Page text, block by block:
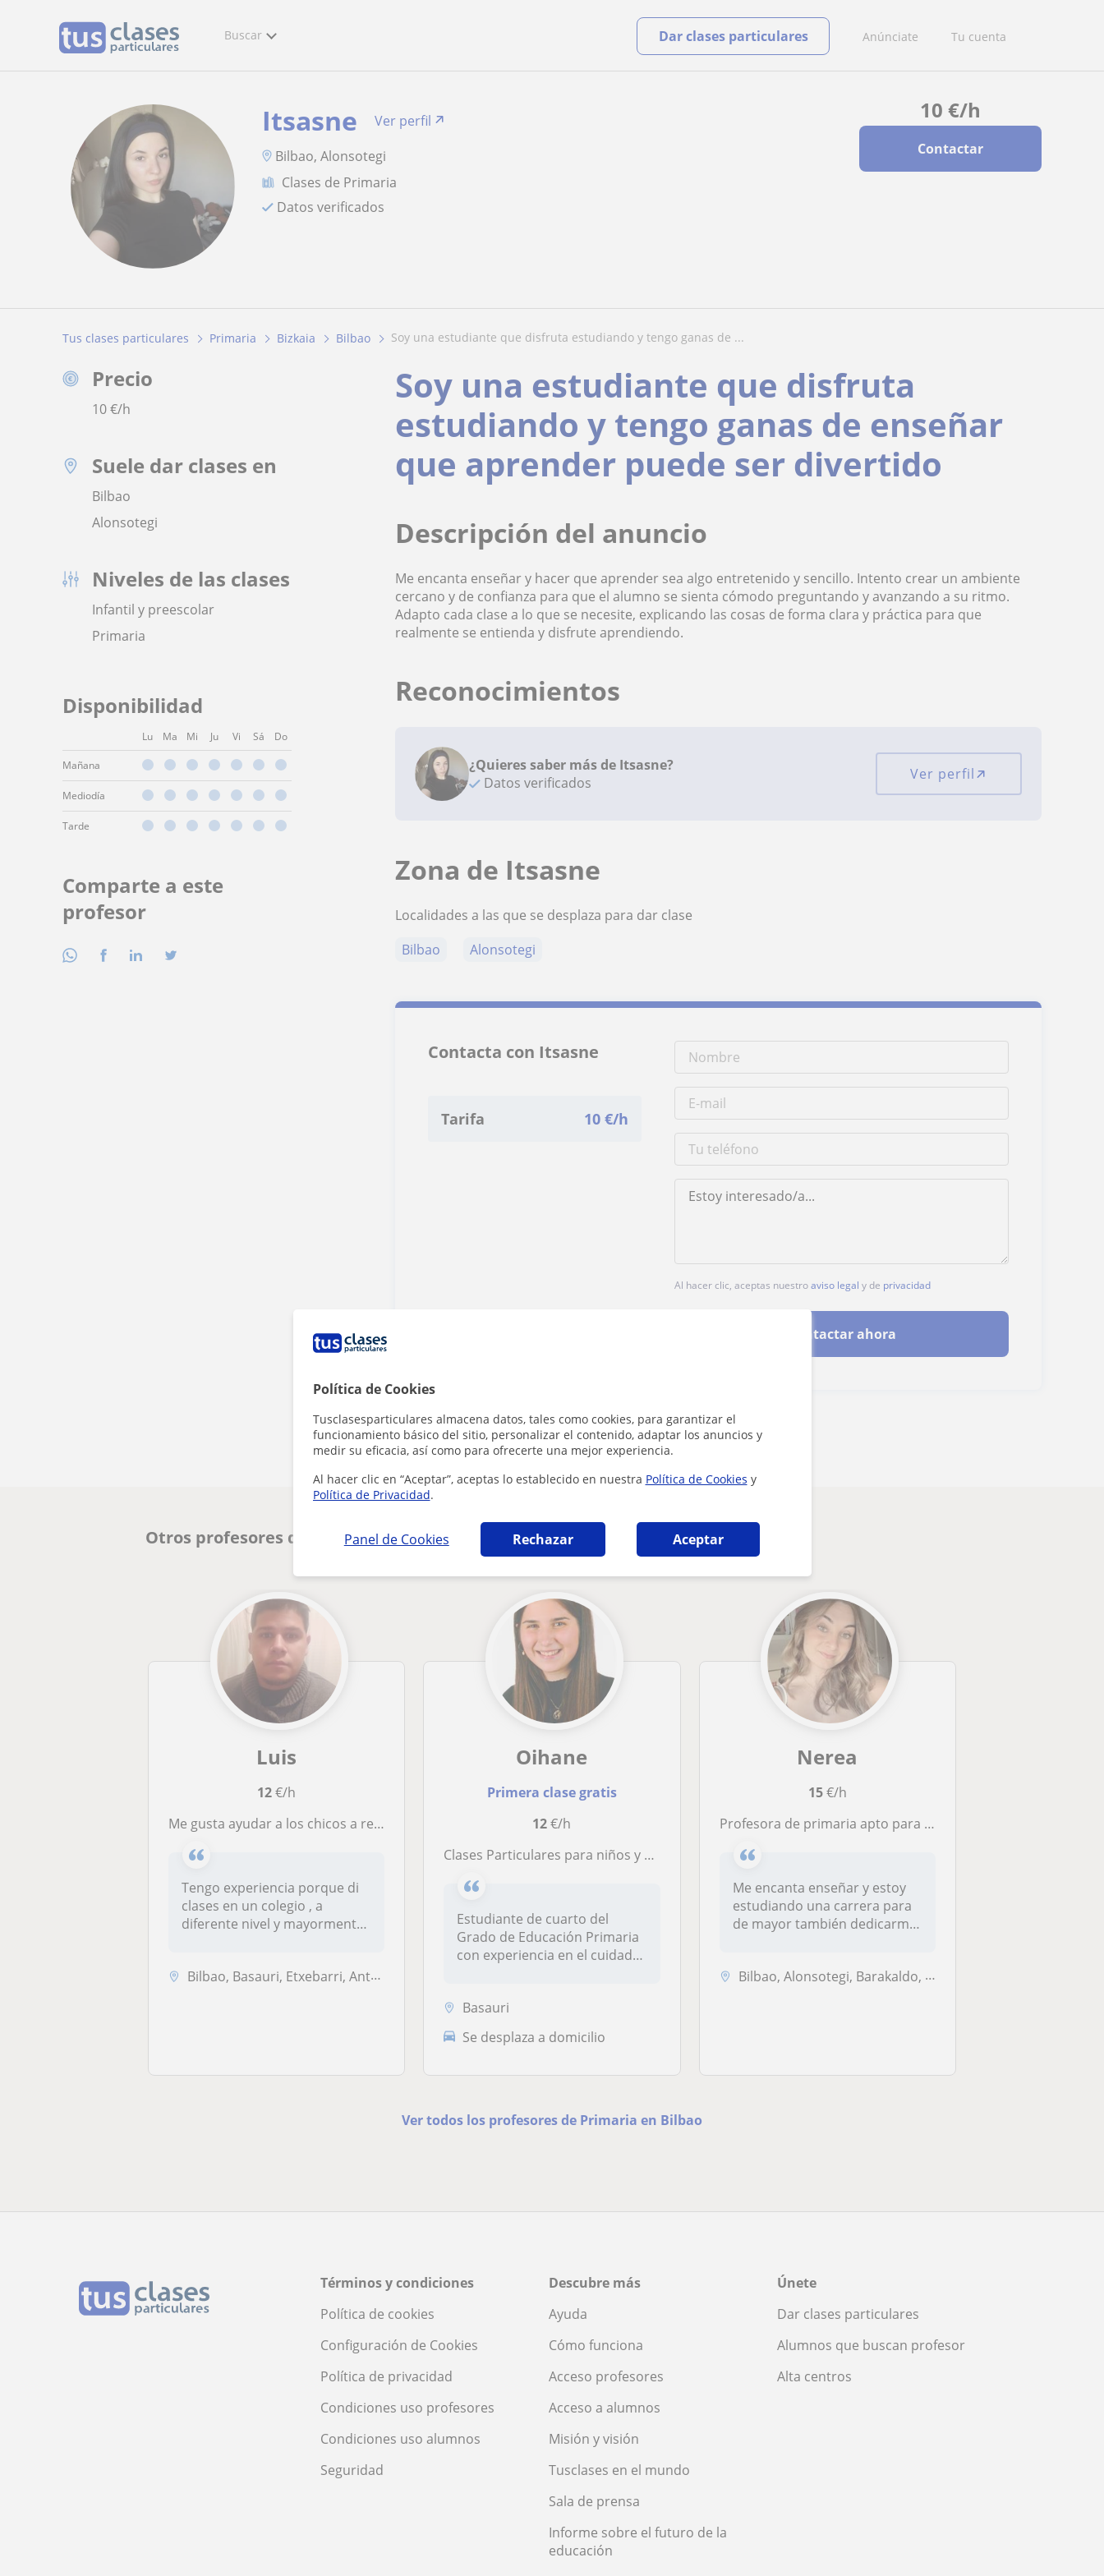
Política de Cookies
Tusclasesparticulares almacena datos, tales como cookies, para garantizar el
funcionamiento básico del sitio, personalizar el contenido, adaptar los anuncios y
medir su eficacia, así como para ofrecerte una mejor experiencia.
Al hacer clic en “Aceptar”, aceptas lo establecido en nuestra Política de Cookies y
Política de Privacidad.
Panel de Cookies Rechazar Aceptar
Buscar Anúnciate Tu cuenta
Dar clases particulares
10 €/h
Contactar
Itsasne
Ver perfil
Bilbao, Alonsotegi
Clases de Primaria
Datos verificados
Tus clases particulares Primaria Bizkaia Bilbao soy una estudiante que disfruta estudiando y tengo ganas de ...
Precio
10€/h
Suele dar clases en
Bilbao
Alonsotegi
Niveles de las clases
Infantil y preescolar
Primaria
Disponibilidad
Lu Ma Mi Ju Vi Sá Do
Mañana
Mediodía
Tarde
Comparte a este
profesor
Soy una estudiante que disfruta
estudiando y tengo ganas de enseñar
que aprender puede ser divertido
Descripción del anuncio
Me encanta enseñar y hacer que aprender sea algo entretenido y sencillo. Intento crear un ambiente
cercano y de confianza para que el alumno se sienta cómodo preguntando y avanzando a su ritmo.
Adapto cada clase a lo que se necesite, explicando las cosas de forma clara y práctica para que
realmente se entienda y disfrute aprendiendo.
Reconocimientos
¿Quieres saber más de Itsasne?
Datos verificados
Ver perfil
Zona de Itsasne
Localidades a las que se desplaza para dar clase
Bilbao
Alonsotegi
Contacta con Itsasne
Tarifa 10 €/h
Al hacer clic, aceptas nuestroaviso legal y de privacidad
Contactar ahora
¿Hay algún error en este perfil?Cuéntanos
Otros profesores de Primaria en Bilbao que pueden interesarte
Luis
12€/h
Me gusta ayudar a los chicos a reforzar sus conocimientos con métodos diferentes así podrán divertirse mientras aprenden
Tengo experiencia porque di
clases en un colegio , a
diferente nivel y mayormente
Bilbao, Basauri, Etxebarri, Anteiglesia de San Esteban-Etxebarri Do, ...
Oihane
Primera clase gratis
12€/h
Clases Particulares para niños y niñas de Educación Primaria
Estudiante de cuarto del
Grado de Educación Primaria
con experiencia en el cuidado
Basauri
Se desplaza a domicilio
Nerea
15€/h
Profesora de primaria apto para todas las asignaturas
Me encanta enseñar y estoy
estudiando una carrera para
de mayor también dedicarme
Bilbao, Alonsotegi, Barakaldo, Sondika
Ver todos los profesores de Primaria en Bilbao
Términos y condiciones
Política de cookies
Configuración de Cookies
Política de privacidad
Condiciones uso profesores
Condiciones uso alumnos
Seguridad
Descubre más
Ayuda
Cómo funciona
Acceso profesores
Acceso a alumnos
Misión y visión
Tusclases en el mundo
Sala de prensa
Informe sobre el futuro de la
educación
Únete
Dar clases particulares
Alumnos que buscan profesor
Alta centros